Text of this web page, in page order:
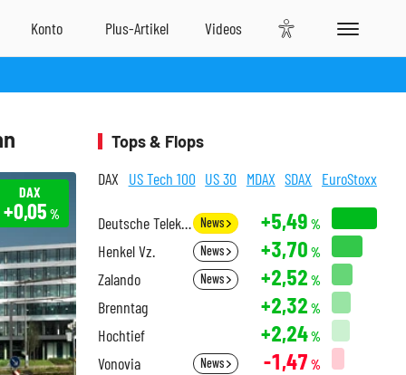
DAX
+0,05 %
Tops & Flops
DAX US Tech 100 US 30 MDAX SDAX EuroStoxx
Deutsche Telekom News +5,49 %
Henkel Vz. News +3,70 %
Zalando News +2,52 %
Brenntag +2,32 %
Hochtief +2,24%
Vonovia News -1,47 %